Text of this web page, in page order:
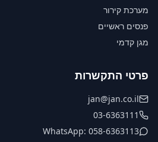
מערכת קירור
פנסים ראשיים
מגן קדמי
פרטי התקשרות
jan@jan.co.il
03-6363111
WhatsApp: 058-6363113